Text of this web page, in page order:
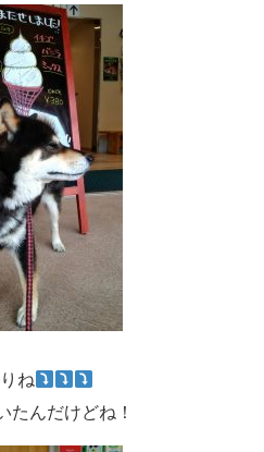
ね
たんだけどね！